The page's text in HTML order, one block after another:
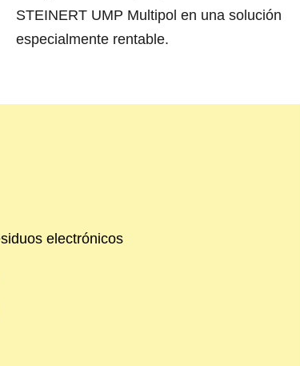
STEINERT UMP Multipol en una solución
especialmente rentable.
electrónicos